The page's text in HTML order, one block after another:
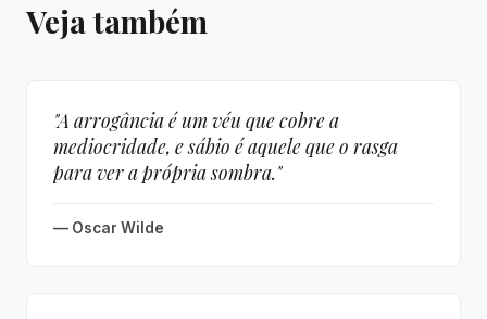
Veja também
"A arrogância é um véu que cobre a
mediocridade, e sábio é aquele que o rasga
para ver a própria sombra."
— Oscar Wilde